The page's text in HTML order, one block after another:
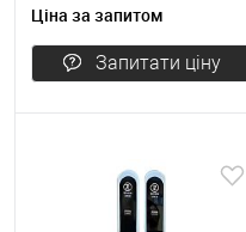
Ціна за запитом
Запитати ціну